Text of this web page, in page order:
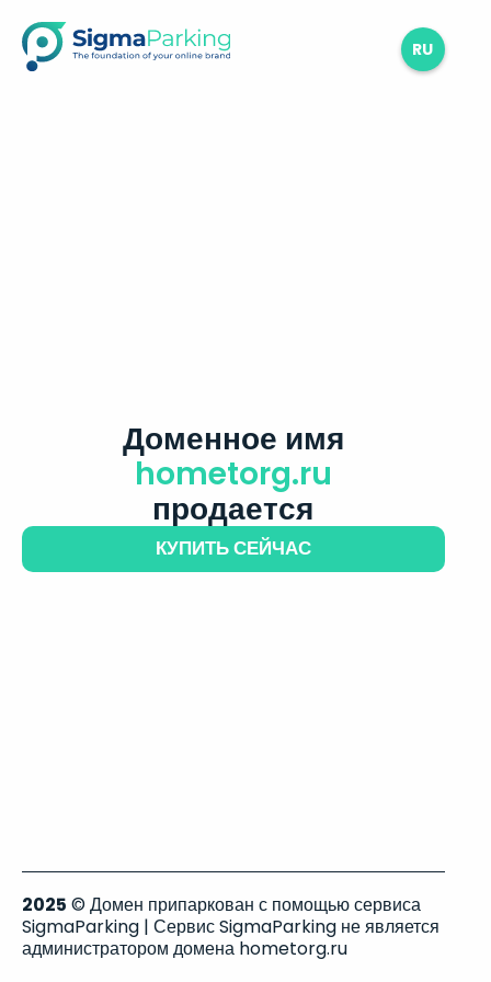
RU
Доменное имя
hometorg.ru
продается
КУПИТЬ СЕЙЧАС
2025 © Домен припаркован с помощью сервиса
SigmaParking | Сервис SigmaParking не является
администратором домена hometorg.ru